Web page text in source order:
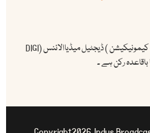
آئی بی سی ( انڈس براڈ کاسٹ اینڈ کیمونیکیشن ) ڈیجٹیل میڈیاالائنس (DIGI